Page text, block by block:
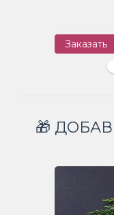
Заказать
🎁